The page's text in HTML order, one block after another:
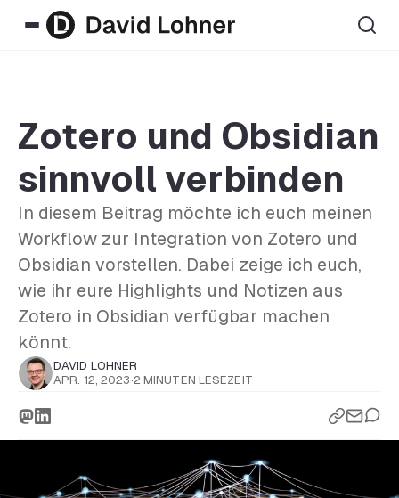
Zotero und Obsidian
sinnvoll verbinden
In diesem Beitrag möchte ich euch meinen
Workflow zur Integration von Zotero und
Obsidian vorstellen. Dabei zeige ich euch,
wie ihr eure Highlights und Notizen aus
Zotero in Obsidian verfügbar machen
könnt.
DAVID LOHNER
APR. 12, 2023 ·2 MINUTEN LESEZEIT